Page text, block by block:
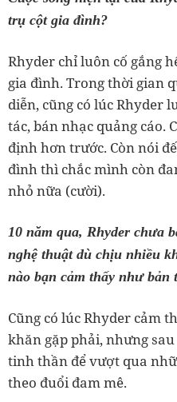
trụ cột gia đình?
Rhyder chỉ luôn cố gắng
gia đình. Trong thời gian
diễn, cũng có lúc Rhyder
tác, bán nhạc quảng cáo.
định hơn trước. Còn nói
đình thì chắc mình còn
nhỏ nữa (cười).
10 năm qua, Rhyder chưa
nghệ thuật dù chịu nhiều
nào bạn cảm thấy như
Cũng có lúc Rhyder cảm
khăn gặp phải, nhưng
tinh thần để vượt qua
theo đuổi đam mê.